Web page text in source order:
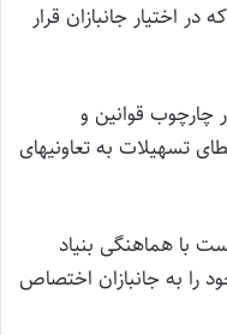
اختیار جانبازان قرار
چارچوب قوانین و
تسهیلات به تعاونیهای
است با هماهنگی بنیاد
را به جانبازان اختصاص